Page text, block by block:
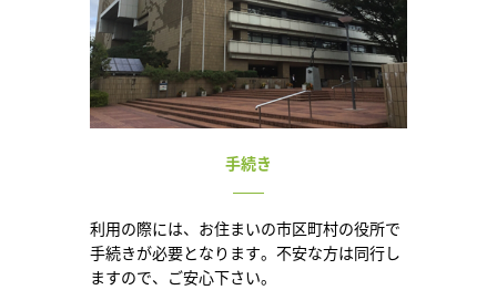
手続き
利用の際には、お住まいの市区町村の役所で
手続きが必要となります。不安な方は同行し
ますので、ご安心下さい。